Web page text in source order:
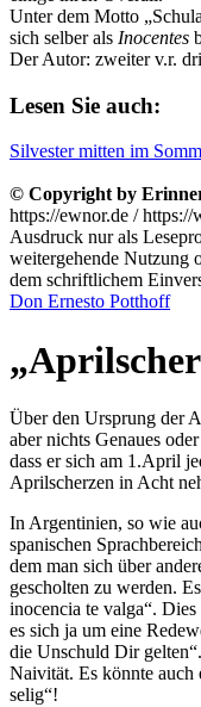
Unter dem Motto
sich selber als Inocentes
Der Autor: zweiter v.r.
Lesen Sie auch:
Silvester mitten im
© Copyright by
https://ewnor.de /
Ausdruck nur als
weitergehende Nutzung
dem schriftlichem
Don Ernesto Potthoff
Über den Ursprung der
aber nichts Genaues
dass er sich am 1.April
Aprilscherzen in Acht
In Argentinien, so wie
spanischen
dem man sich über
gescholten zu werden.
inocencia te valga . Dies
es sich ja um eine
die Unschuld Dir gelten
Naivität. Es könnte auch
selig !